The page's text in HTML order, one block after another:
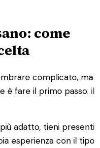
come
complicato, ma
è fare il primo passo: il
adatto, tieni presenti
esperienza con il tipo